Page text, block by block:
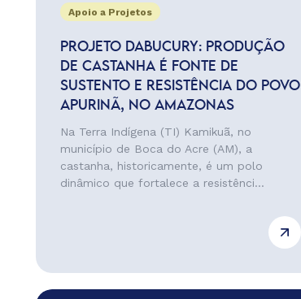
Apoio a Projetos
PROJETO DABUCURY: PRODUÇÃO
DE CASTANHA É FONTE DE
SUSTENTO E RESISTÊNCIA DO POVO
APURINÃ, NO AMAZONAS
Na Terra Indígena (TI) Kamikuã, no
município de Boca do Acre (AM), a
castanha, historicamente, é um polo
dinâmico que fortalece a resistênci...